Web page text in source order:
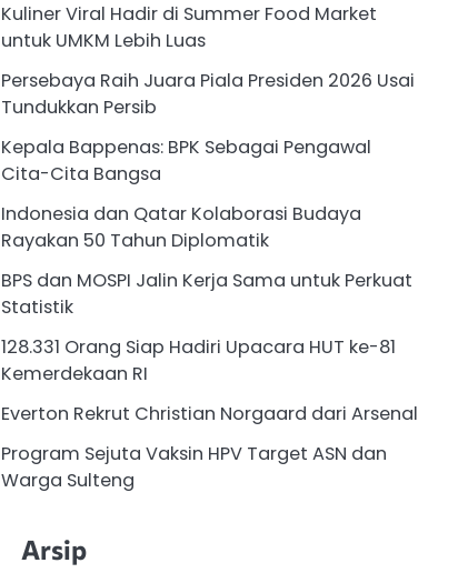
Kuliner Viral Hadir di Summer Food Market
untuk UMKM Lebih Luas
Persebaya Raih Juara Piala Presiden 2026 Usai
Tundukkan Persib
Kepala Bappenas: BPK Sebagai Pengawal
Cita-Cita Bangsa
Indonesia dan Qatar Kolaborasi Budaya
Rayakan 50 Tahun Diplomatik
BPS dan MOSPI Jalin Kerja Sama untuk Perkuat
Statistik
128.331 Orang Siap Hadiri Upacara HUT ke-81
Kemerdekaan RI
Everton Rekrut Christian Norgaard dari Arsenal
Program Sejuta Vaksin HPV Target ASN dan
Warga Sulteng
Arsip